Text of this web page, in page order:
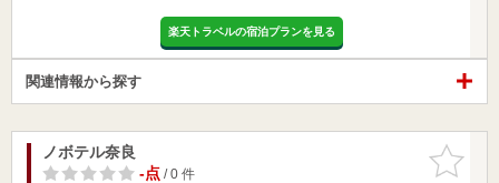
楽天トラベルの宿泊プランを見る
関連情報から探す
お気に入
りに追加
ノボテル奈良
-点/ 0 件